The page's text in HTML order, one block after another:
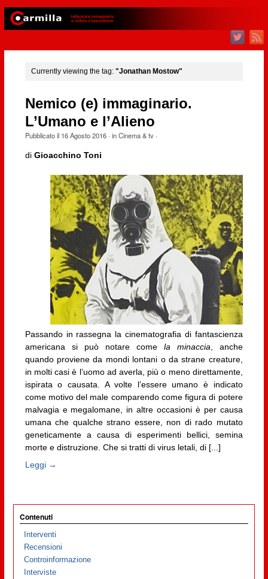
Currently viewing the tag: "Jonathan Mostow"
Nemico (e) immaginario.
L’Umano e l’Alieno
Pubblicato il 16 Agosto 2016· inCinema & tv·
di Gioacchino Toni
Passando in rassegna la cinematografia di fantascienza
americana si può notare come la minaccia , anche
quando proviene da mondi lontani o da strane creature,
in molti casi è l’uomo ad averla, più o meno direttamente,
ispirata o causata. A volte l’essere umano è indicato
come motivo del male comparendo come figura di potere
malvagia e megalomane, in altre occasioni è per causa
umana che qualche strano essere, non di rado mutato
geneticamente a causa di esperimenti bellici, semina
morte e distruzione. Che si tratti di virus letali, di [...]
Leggi →
Contenuti
Interventi
Recensioni
Controinformazione
Interviste